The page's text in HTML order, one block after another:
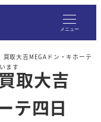
メニュー
買取大吉MEGAドン・キホーテ
ます
取大吉
テ四日